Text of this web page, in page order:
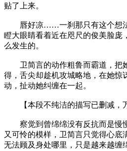
贴了上来。
唇好凉……一刹那只有这个想法
瞪大眼睛看着近在咫尺的俊美脸庞
么发生的。
卫简言的动作粗鲁而霸道，把
得，舌尖却趁机攻城略地，在她惊
动，扯动她纠缠在一起。
【本段不纯洁的描写已删减，万
察觉到曾绵绵没有反抗而是慢
又可怜的模样，卫简言只觉得心底
无法顾及身处哪里，只是越来越缠